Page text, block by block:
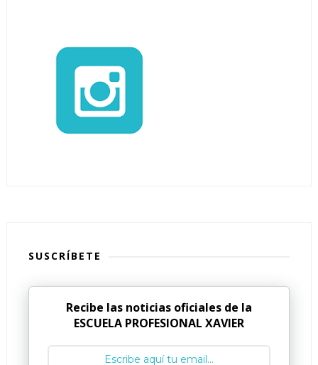
SUSCRÍBETE
Recibe las noticias oficiales de la
ESCUELA PROFESIONAL XAVIER